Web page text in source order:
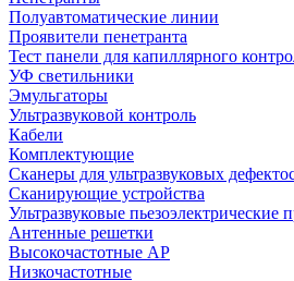
Полуавтоматические линии
Проявители пенетранта
Тест панели для капиллярного
УФ светильники
Эмульгаторы
Ультразвуковой контроль
Кабели
Комплектующие
Сканеры для ультразвуковых
Сканирующие устройства
Ультразвуковые пьезоэлектрические
Антенные решетки
Высокочастотные АР
Низкочастотные